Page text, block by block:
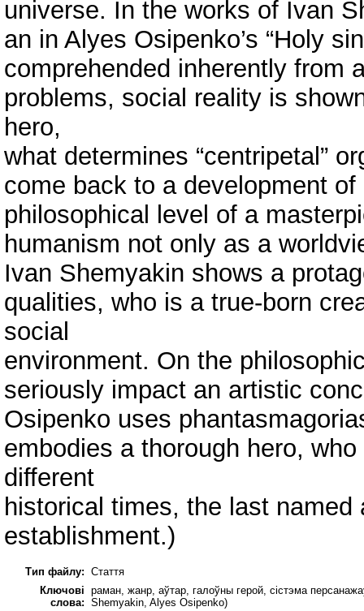
universe. In the works of Ivan
an in Alyes Osipenko’s “Holy
comprehended inherently from
problems, social reality is
hero,
what determines “centripetal”
come back to a development
philosophical level of a
humanism not only as a
Ivan Shemyakin shows a
qualities, who is a true-born
social
environment. On the
seriously impact an artistic
Osipenko uses
embodies a thorough hero,
different
historical times, the last named
establishment.)
Тип файлу: Стаття
Ключові
слова:
раман, жанр, аўтар, галоўны герой, сістэма
Shemyakin, Alyes Osipenko)